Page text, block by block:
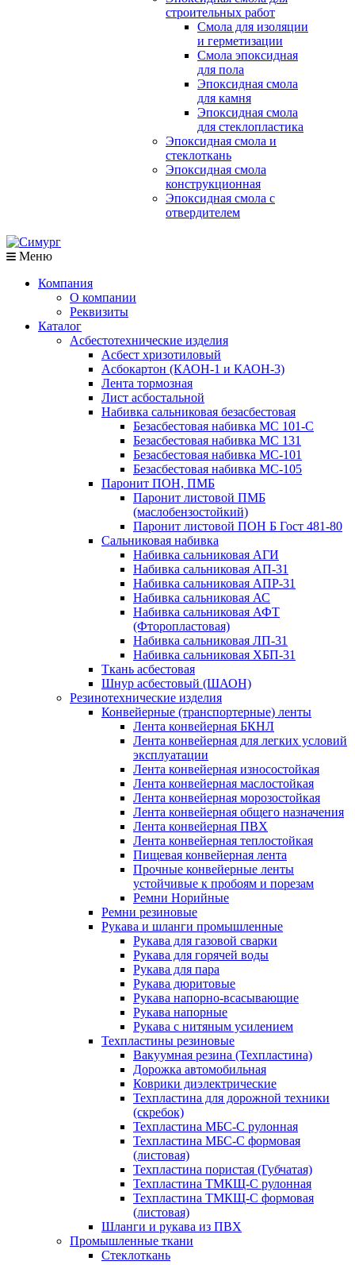
строительных работ
Смола для изоляции
и герметизации
Смола эпоксидная
для пола
Эпоксидная смола
для камня
Эпоксидная смола
для стеклопластика
Эпоксидная смола и
стеклоткань
Эпоксидная смола
конструкционная
Эпоксидная смола с
отвердителем
Меню
Компания
О компании
Реквизиты
Каталог
Асбестотехнические изделия
Асбест хризотиловый
Асбокартон (КАОН-1 и КАОН-3)
Лента тормозная
Лист асбостальной
Набивка сальниковая безасбестовая
Безасбестовая набивка МС 101-С
Безасбестовая набивка МС 131
Безасбестовая набивка МС-101
Безасбестовая набивка МС-105
Паронит ПОН, ПМБ
Паронит листовой ПМБ
(маслобензостойкий)
Паронит листовой ПОН Б Гост 481-80
Сальниковая набивка
Набивка сальниковая АГИ
Набивка сальниковая АП-31
Набивка сальниковая АПР-31
Набивка сальниковая АС
Набивка сальниковая АФТ
(Фторопластовая)
Набивка сальниковая ЛП-31
Набивка сальниковая ХБП-31
Ткань асбестовая
Шнур асбестовый (ШАОН)
Резинотехнические изделия
Конвейерные (транспортерные) ленты
Лента конвейерная БКНЛ
Лента конвейерная для легких условий
эксплуатации
Лента конвейерная износостойкая
Лента конвейерная маслостойкая
Лента конвейерная морозостойкая
Лента конвейерная общего назначения
Лента конвейерная ПВХ
Лента конвейерная теплостойкая
Пищевая конвейерная лента
Прочные конвейерные ленты
устойчивые к пробоям и порезам
Ремни Норийные
Ремни резиновые
Рукава и шланги промышленные
Рукава для газовой сварки
Рукава для горячей воды
Рукава для пара
Рукава дюритовые
Рукава напорно-всасывающие
Рукава напорные
Рукава с нитяным усилением
Техпластины резиновые
Вакуумная резина (Техпластина)
Дорожка автомобильная
Коврики диэлектрические
Техпластина для дорожной техники
(скребок)
Техпластина МБС-С рулонная
Техпластина МБС-С формовая
(листовая)
Техпластина пористая (Губчатая)
Техпластина ТМКЩ-С рулонная
Техпластина ТМКЩ-С формовая
(листовая)
Шланги и рукава из ПВХ
Промышленные ткани
Стеклоткань